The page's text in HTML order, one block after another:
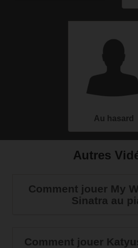
Au hasard
Autres
Comment jouer My
Sinatra au
Comment jouer